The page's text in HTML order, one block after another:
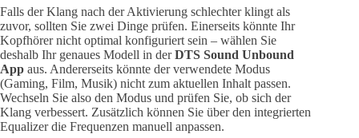
Falls der Klang nach der Aktivierung schlechter klingt als
zuvor, sollten Sie zwei Dinge prüfen. Einerseits könnte Ihr
Kopfhörer nicht optimal konfiguriert sein – wählen Sie
deshalb Ihr genaues Modell in derDTS Sound Unbound
App aus. Andererseits könnte der verwendete Modus
(Gaming, Film, Musik) nicht zum aktuellen Inhalt passen.
Wechseln Sie also den Modus und prüfen Sie, ob sich der
Klang verbessert. Zusätzlich können Sie über den integrierten
Equalizer die Frequenzen manuell anpassen.